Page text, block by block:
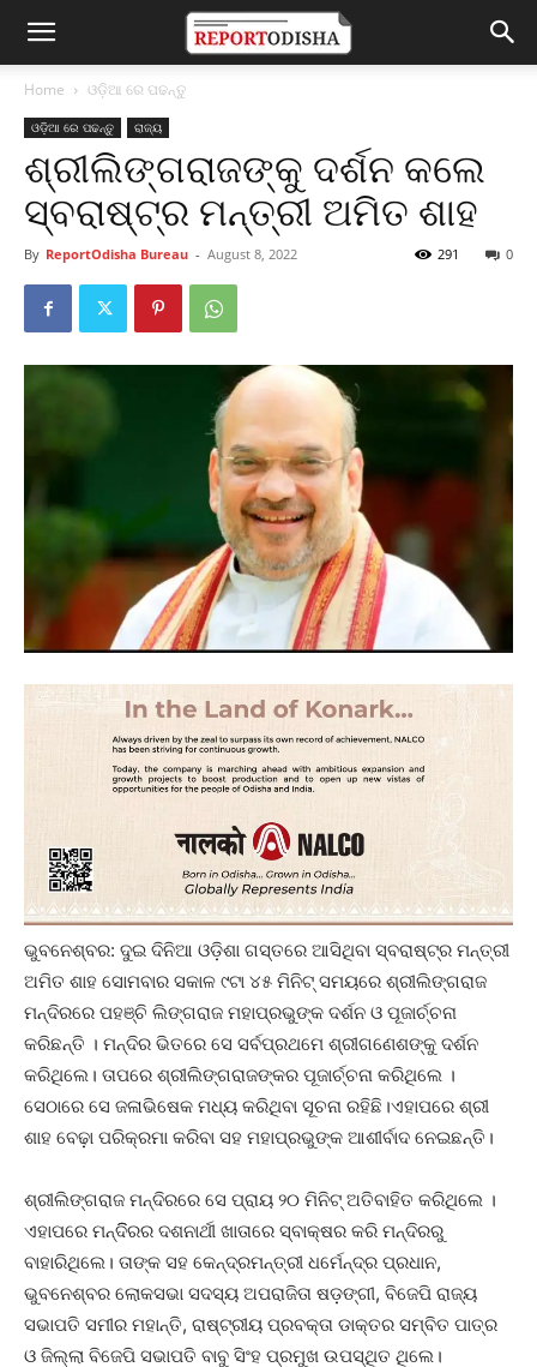
Home ଓଡ଼ିଆ ରେ ପଢନ୍ତୁ
ଓଡ଼ିଆ ରେ ପଢନ୍ତୁ ରାଜ୍ୟ
ଶ୍ରୀଲିଙ୍ଗରାଜଙ୍କୁ ଦର୍ଶନ କଲେ
ସ୍ବରାଷ୍ଟ୍ର ମନ୍ତ୍ରୀ ଅମିତ ଶାହ
By ReportOdisha Bureau - August 8, 2022 0
291
ଭୁବନେଶ୍ବର: ଦୁଇ ଦିନିଆ ଓଡ଼ିଶା ଗସ୍ତରେ ଆସିଥିବା ସ୍ବରାଷ୍ଟ୍ର ମନ୍ତ୍ରୀ
ଅମିତ ଶାହ ସୋମବାର ସକାଳ ୯ଟା ୪୫ ମିନିଟ୍ ସମୟରେ ଶ୍ରୀଲିଙ୍ଗରାଜ
ମନ୍ଦିରରେ ପହଞ୍ଚି ଲିଙ୍ଗରାଜ ମହାପ୍ରଭୁଙ୍କ ଦର୍ଶନ ଓ ପୂଜାର୍ଚ୍ଚନା
କରିଛନ୍ତି । ମନ୍ଦିର ଭିତରେ ସେ ସର୍ବପ୍ରଥମେ ଶ୍ରୀଗଣେଶଙ୍କୁ ଦର୍ଶନ
କରିଥିଲେ। ତାପରେ ଶ୍ରୀଲିଙ୍ଗରାଜଙ୍କର ପୂଜାର୍ଚ୍ଚନା କରିଥିଲେ ।
ସେଠାରେ ସେ ଜଳାଭିଷେକ ମଧ୍ୟ କରିଥିବା ସୂଚନା ରହିଛି।ଏହାପରେ ଶ୍ରୀ
ଶାହ ବେଢ଼ା ପରିକ୍ରମା କରିବା ସହ ମହାପ୍ରଭୁଙ୍କ ଆଶୀର୍ବାଦ ନେଇଛନ୍ତି।
ଶ୍ରୀଲିଙ୍ଗରାଜ ମନ୍ଦିରରେ ସେ ପ୍ରାୟ ୨୦ ମିନିଟ୍ ଅତିବାହିତ କରିଥିଲେ ।
ଏହାପରେ ମନ୍ଦିିରର ଦଶନ‌ାର୍ଥୀ ଖାତାରେ ସ୍ବାକ୍ଷର କରି ମନ୍ଦିରରୁ
ବାହାରିଥିଲେ। ତାଙ୍କ ସହ କେନ୍ଦ୍ରମନ୍ତ୍ରୀ ଧର୍ମେନ୍ଦ୍ର ପ୍ରଧାନ,
ଭୁବନେଶ୍ବର ଲୋକସଭା ସଦସ୍ୟ ଅପରାଜିତା ଷଡ଼ଙ୍ଗୀ, ବିଜେପି ରାଜ୍ୟ
ସଭାପତି ସମୀର ମହାନ୍ତି, ରାଷ୍ଟ୍ରୀୟ ପ୍ରବକ୍ତା ଡାକ୍ତର ସମ୍ବିତ ପାତ୍ର
ଓ ଜିଲ୍ଲା ବିଜେପି ସଭାପତି ବାବୁ ସିଂହ ପ୍ରମୁଖ ଉପସ୍ଥିତ ଥି‌ଲେ।